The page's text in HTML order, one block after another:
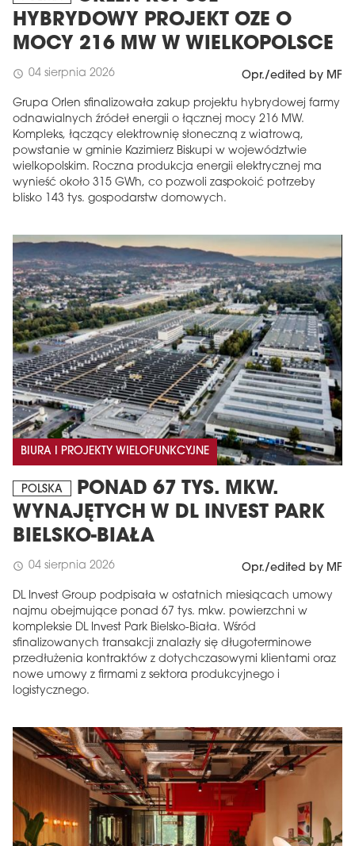
HYBRYDOWY PROJEKT OZE O
MOCY 216 MW W WIELKOPOLSCE
schedule 04 sierpnia 2026 Opr./edited by MF
Grupa Orlen sfinalizowała zakup projektu hybrydowej farmy
odnawialnych źródeł energii o łącznej mocy 216 MW.
Kompleks, łączący elektrownię słoneczną z wiatrową,
powstanie w gminie Kazimierz Biskupi w województwie
wielkopolskim. Roczna produkcja energii elektrycznej ma
wynieść około 315 GWh, co pozwoli zaspokoić potrzeby
blisko 143 tys. gospodarstw domowych.
BIURA I PROJEKTY WIELOFUNKCYJNE
POLSKA
PONAD 67 TYS. MKW.
WYNAJĘTYCH W DL INVEST PARK
BIELSKO-BIAŁA
schedule 04 sierpnia 2026 Opr./edited by MF
DL Invest Group podpisała w ostatnich miesiącach umowy
najmu obejmujące ponad 67 tys. mkw. powierzchni w
kompleksie DL Invest Park Bielsko-Biała. Wśród
sfinalizowanych transakcji znalazły się długoterminowe
przedłużenia kontraktów z dotychczasowymi klientami oraz
nowe umowy z firmami z sektora produkcyjnego i
logistycznego.